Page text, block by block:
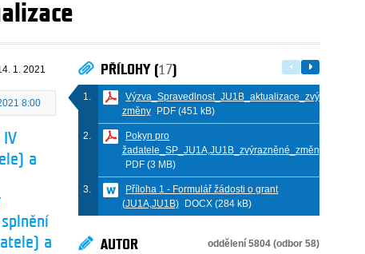
1. 2021
8:00
a
a
PŘÍLOHY (17)
Výzva_Spravedlnost_JU1B_aktualizace_zvýrazněné
změny
PDF (451 kB)
Pokyn pro
PDF (3 MB)
Příloha 1 - Formulář žádosti o grant
(JU1A,JU1B)
DOCX (284 kB)
AUTOR oddělení 5804 (odbor 58)